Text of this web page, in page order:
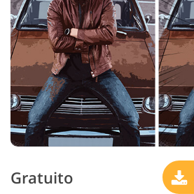
Gratuito